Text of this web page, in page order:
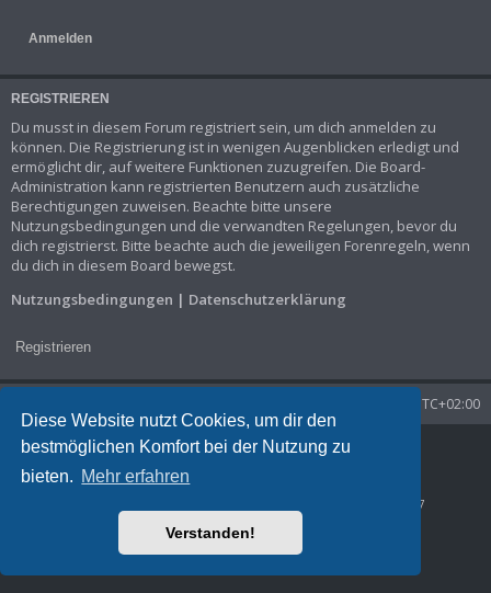
Diese Website nutzt Cookies, um dir den
bestmöglichen Komfort bei der Nutzung zu
bieten. Mehr erfahren
Verstanden!
REGISTRIEREN
Du musst in diesem Forum registriert sein, um dich anmelden zu
können. Die Registrierung ist in wenigen Augenblicken erledigt und
ermöglicht dir, auf weitere Funktionen zuzugreifen. Die Board-
Administration kann registrierten Benutzern auch zusätzliche
Berechtigungen zuweisen. Beachte bitte unsere
Nutzungsbedingungen und die verwandten Regelungen, bevor du
dich registrierst. Bitte beachte auch die jeweiligen Forenregeln, wenn
du dich in diesem Board bewegst.
Nutzungsbedingungen | Datenschutzerklärung
Registrieren
UTC+02:00
Powered byphpBB ® Forum Software © phpBB Limited
Datenschutz
Queries: 7